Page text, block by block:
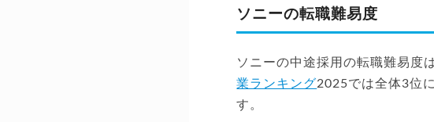
ソニーの転職難易度
ソニーの中途採用の転職難易度
業ランキング2025では全体3位
す。